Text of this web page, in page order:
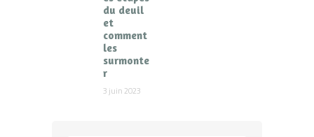
du deuil
et
comment
les
surmonte
r
3 juin 2023